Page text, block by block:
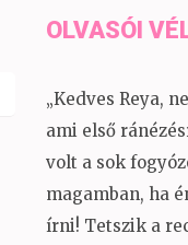
OLVASÓI
„Kedves Reya,
ami első
volt a sok
magamban, ha
írni! Tetszik a